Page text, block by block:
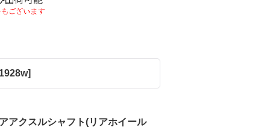
]
アクスルシャフト(リアホイール